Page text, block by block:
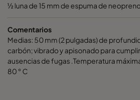
ActiCarb ABEK War
½ luna de 15 mm de espuma de
Comentarios
Medias: 50 mm (2 pulgadas) de
carbón; vibrado y apisonado para
ausencias de fugas .Temperatura
80 ° C